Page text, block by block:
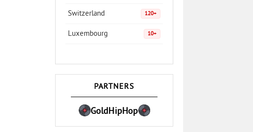
Switzerland 120+
Luxembourg 10+
PARTNERS
GoldHipHop